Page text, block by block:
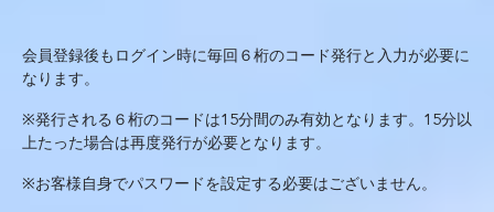
会員登録後もログイン時に毎回６桁のコード発行と入力が必要に
なります。
※発行される６桁のコードは15分間のみ有効となります。 15分以
上たった場合は再度発行が必要となります。
※お客様自身でパスワードを設定する必要はございません。